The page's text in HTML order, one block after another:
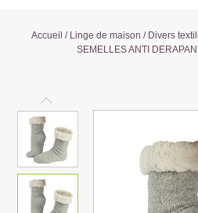
Accueil / Linge de maison / Divers
SEMELLES ANTI